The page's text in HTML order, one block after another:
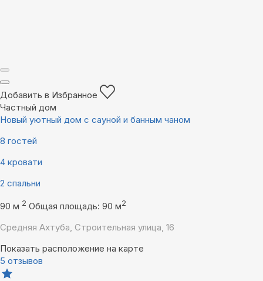
Добавить в Избранное
Частный дом
Новый уютный дом с сауной и банным чаном
8 гостей
4 кровати
2 спальни
90 м 2 Общая площадь: 90 м2
Средняя Ахтуба, Строительная улица, 16
Показать расположение на карте
5 отзывов